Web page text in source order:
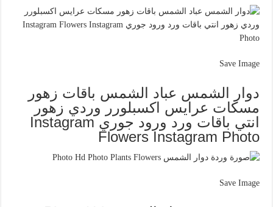
Save Image
دوار الشمس عباد الشمس باقات زهور
مسكات عرايس اكسبلورر وردي زهور
انتي باقات ورد ورود جوري Instagram
Flowers Instagram Photo
Save Image